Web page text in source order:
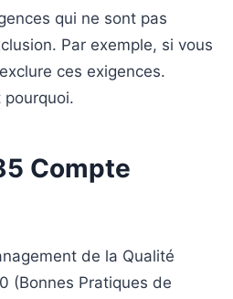
qui ne sont pas
Par exemple, si vous
ces exigences.
pourquoi.
Compte
de la Qualité
(Bonnes Pratiques de